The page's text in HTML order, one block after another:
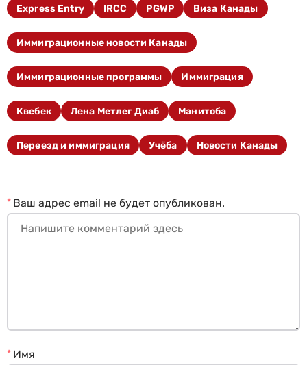
Express Entry IRCC PGWP Виза Канады
Иммиграционные новости Канады
Иммиграционные программы Иммиграция
Квебек Лена Метлег Диаб Манитоба
Переезд и иммиграция Учёба Новости Канады
Ваш адрес email не будет опубликован.
*
Имя
*